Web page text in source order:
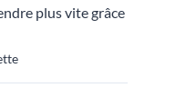
plus vite grâce